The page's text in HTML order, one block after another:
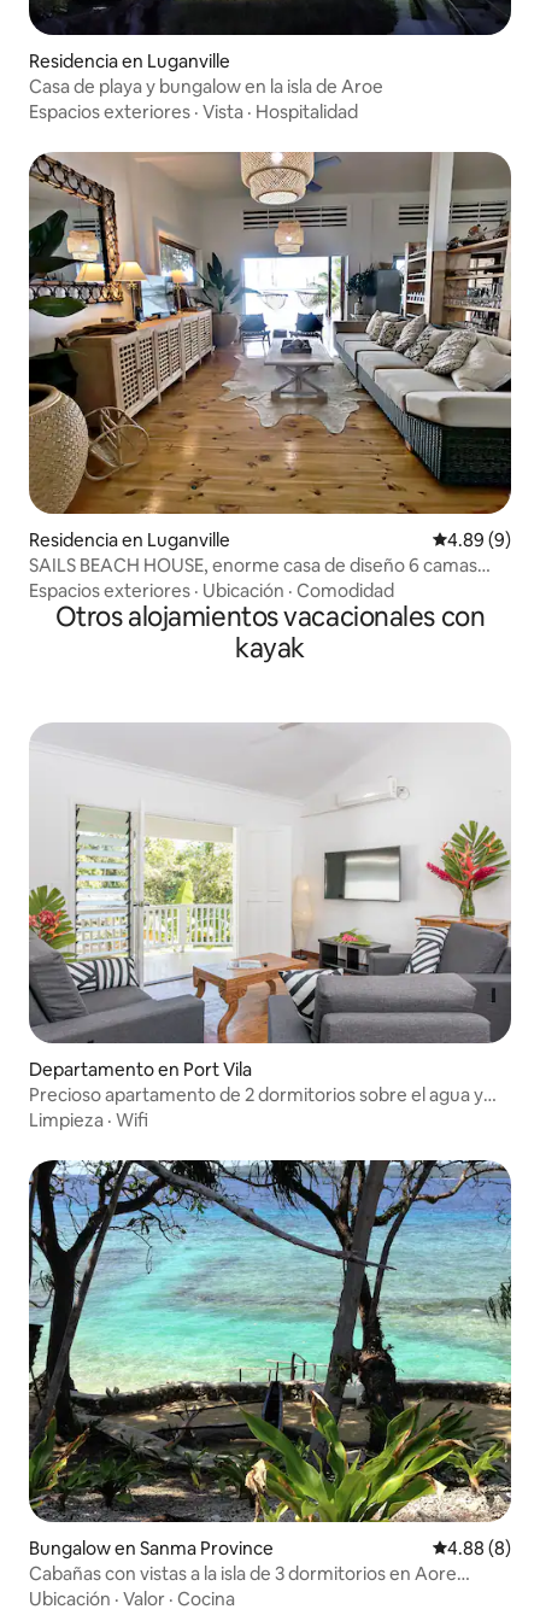
Residencia en Luganville
Casa de playa y bungalow en la isla de Aroe
Espacios exteriores · Vista · Hospitalidad
Residencia en Luganville Calificación
4.89 (9)
SAILS BEACH HOUSE, enorme casa de diseño 6 camas
tamaño king
Espacios exteriores · Ubicación · Comodidad
Otros alojamientos vacacionales con
kayak
Departamento en Port Vila
Precioso apartamento de 2 dormitorios sobre el agua y
con piscina
Limpieza · Wifi
Bungalow en Sanma Province Calificación
4.88 (8)
Cabañas con vistas a la isla de 3 dormitorios en Aore
Island, Vanuatu
Ubicación · Valor · Cocina